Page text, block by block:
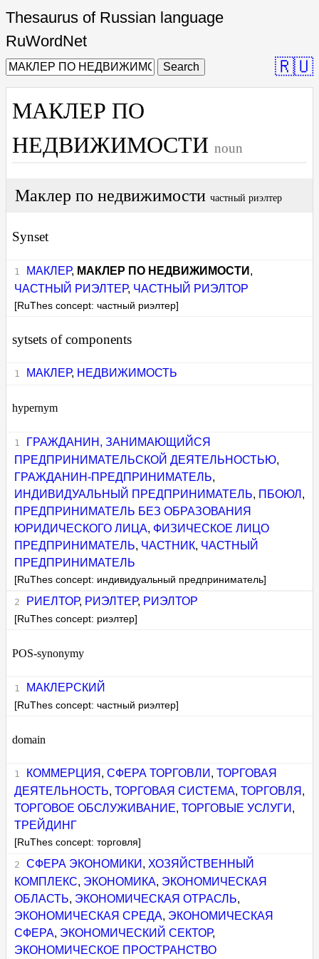
Thesaurus of Russian language
RuWordNet
Search 🇷🇺
МАКЛЕР ПО
НЕДВИЖИМОСТИ noun
Маклер по недвижимости частный риэлтер
Synset
МАКЛЕР, МАКЛЕР ПО НЕДВИЖИМОСТИ ,
ЧАСТНЫЙ РИЭЛТЕР, ЧАСТНЫЙ РИЭЛТОР
[RuThes concept: частный риэлтер]
sytsets of components
МАКЛЕР, НЕДВИЖИМОСТЬ
hypernym
ГРАЖДАНИН, ЗАНИМАЮЩИЙСЯ
ПРЕДПРИНИМАТЕЛЬСКОЙ ДЕЯТЕЛЬНОСТЬЮ,
ГРАЖДАНИН-ПРЕДПРИНИМАТЕЛЬ,
ИНДИВИДУАЛЬНЫЙ ПРЕДПРИНИМАТЕЛЬ, ПБОЮЛ ,
ПРЕДПРИНИМАТЕЛЬ БЕЗ ОБРАЗОВАНИЯ
ЮРИДИЧЕСКОГО ЛИЦА, ФИЗИЧЕСКОЕ ЛИЦО
ПРЕДПРИНИМАТЕЛЬ, ЧАСТНИК, ЧАСТНЫЙ
ПРЕДПРИНИМАТЕЛЬ
[RuThes concept: индивидуальный предприниматель]
РИЕЛТОР, РИЭЛТЕР, РИЭЛТОР
[RuThes concept: риэлтер]
POS-synonymy
МАКЛЕРСКИЙ
[RuThes concept: частный риэлтер]
domain
КОММЕРЦИЯ , СФЕРА ТОРГОВЛИ , ТОРГОВАЯ
ДЕЯТЕЛЬНОСТЬ,ТОРГОВАЯ СИСТЕМА,ТОРГОВЛЯ ,
ТОРГОВОЕ ОБСЛУЖИВАНИЕ,ТОРГОВЫЕ УСЛУГИ ,
ТРЕЙДИНГ
[RuThes concept: торговля]
СФЕРА ЭКОНОМИКИ , ХОЗЯЙСТВЕННЫЙ
КОМПЛЕКС, ЭКОНОМИКА, ЭКОНОМИЧЕСКАЯ
ОБЛАСТЬ, ЭКОНОМИЧЕСКАЯ ОТРАСЛЬ,
ЭКОНОМИЧЕСКАЯ СРЕДА, ЭКОНОМИЧЕСКАЯ
СФЕРА, ЭКОНОМИЧЕСКИЙ СЕКТОР,
ЭКОНОМИЧЕСКОЕ ПРОСТРАНСТВО